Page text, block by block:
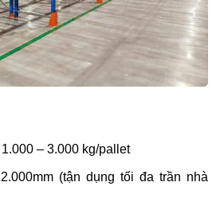
– 3.000 kg/pallet
(tận dụng tối đa trần nhà